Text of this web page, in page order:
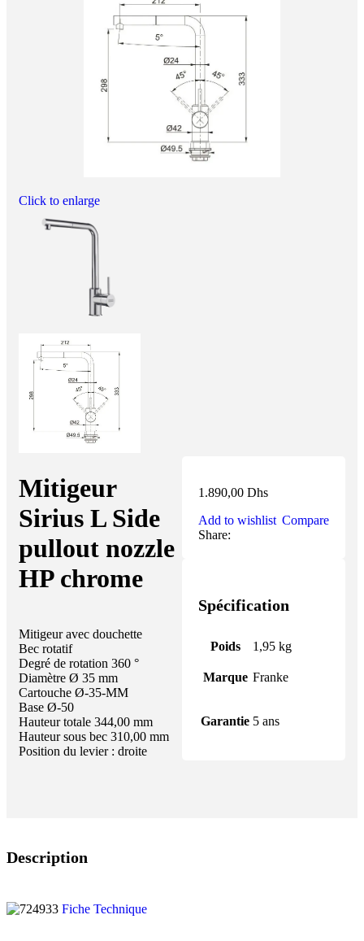
Click to enlarge
Mitigeur
Sirius L Side
pullout nozzle
HP chrome
Mitigeur avec douchette
Bec rotatif
Degré de rotation 360 °
Diamètre Ø 35 mm
Cartouche Ø-35-MM
Base Ø-50
Hauteur totale 344,00 mm
Hauteur sous bec 310,00 mm
Position du levier : droite
1.890,00 Dhs
Share:
Add to wishlist Compare
Spécification
Poids 1,95 kg
Marque Franke
Garantie 5 ans
Description
Fiche Technique